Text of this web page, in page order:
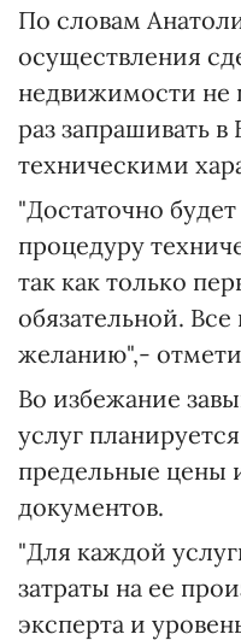
По словам
осуществления
недвижимости не
раз запрашивать
техническими
"Достаточно
процедуру
так как только
обязательной.
желанию",-
Во избежание
услуг
предельные цены
документов.
"Для каждой
затраты на ее
эксперта и